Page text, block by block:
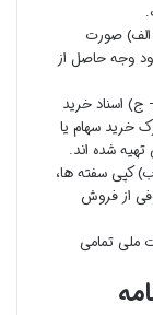
الف) صورت
وجه حاصل از
ج) اسناد خرید
خرید سهام یا
شده اند.
کپی سفته ها،
از فروش
ملی تمامی